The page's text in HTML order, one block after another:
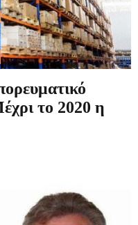
το 2020 η